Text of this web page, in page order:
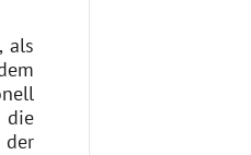
als
die